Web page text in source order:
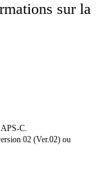
sur la
C.
02 (Ver.02) ou